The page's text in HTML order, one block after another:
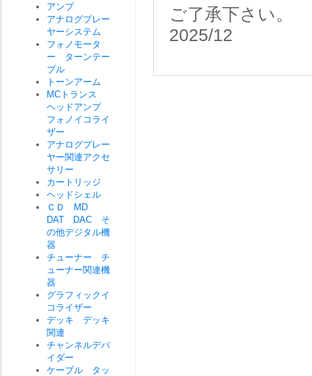
ご了承下さい。
2025/12
アンプ
アナログプレー
ヤーシステム
フォノモータ
ー ターンテー
ブル
トーンアーム
MCトランス
ヘッドアンプ
フォノイコライ
ザー
アナログプレー
ヤー関連アクセ
サリー
カートリッジ
ヘッドシェル
ＣＤ MD
DAT DAC そ
の他デジタル機
器
チューナー チ
ューナー関連機
器
グラフィックイ
コライザー
デッキ デッキ
関連
チャンネルデバ
イダー
ケーブル タッ